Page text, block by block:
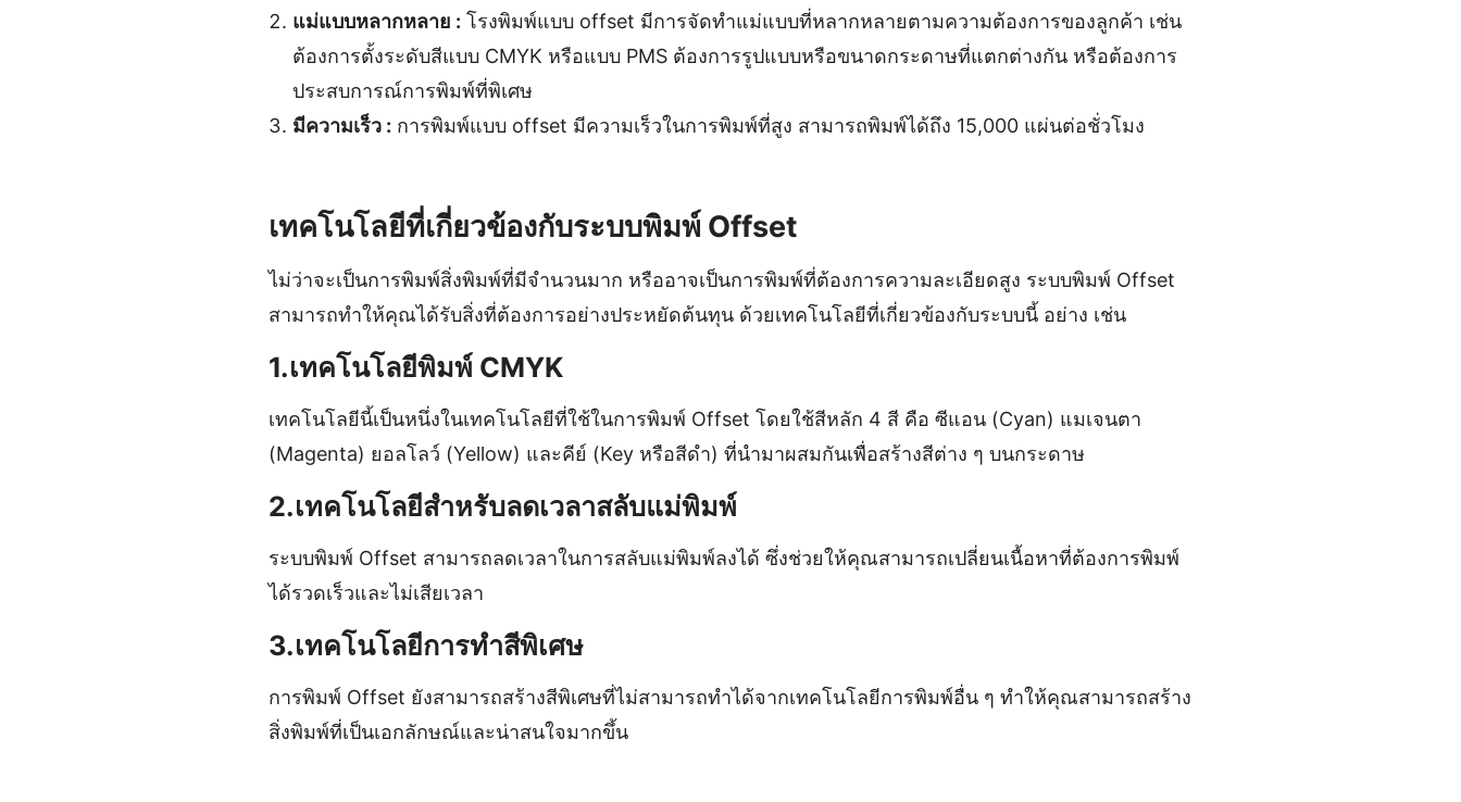
แม่แบบหลากหลาย : โรงพิมพ์แบบ offset มีการจัดทำแม่แบบที่หลากหลายตามความต้องการของลูกค้า เช่น
ต้องการตั้งระดับสีแบบ CMYK หรือแบบ PMS ต้องการรูปแบบหรือขนาดกระดาษที่แตกต่างกัน หรือต้องการ
ประสบการณ์การพิมพ์ที่พิเศษ
มีความเร็ว : การพิมพ์แบบ offset มีความเร็วในการพิมพ์ที่สูง สามารถพิมพ์ได้ถึง 15,000 แผ่นต่อชั่วโมง
เทคโนโลยีที่เกี่ยวข้องกับระบบพิมพ์ Offset
ไม่ว่าจะเป็นการพิมพ์สิ่งพิมพ์ที่มีจำนวนมาก หรืออาจเป็นการพิมพ์ที่ต้องการความละเอียดสูง ระบบพิมพ์ Offset
สามารถทำให้คุณได้รับสิ่งที่ต้องการอย่างประหยัดต้นทุน ด้วยเทคโนโลยีที่เกี่ยวข้องกับระบบนี้ อย่าง เช่น
1.เทคโนโลยีพิมพ์ CMYK
เทคโนโลยีนี้เป็นหนึ่งในเทคโนโลยีที่ใช้ในการพิมพ์ Offset โดยใช้สีหลัก 4 สี คือ ซีแอน (Cyan) แมเจนตา
(Magenta) ยอลโลว์ (Yellow) และคีย์ (Key หรือสีดำ) ที่นำมาผสมกันเพื่อสร้างสีต่าง ๆ บนกระดาษ
2.เทคโนโลยีสำหรับลดเวลาสลับแม่พิมพ์
ระบบพิมพ์ Offset สามารถลดเวลาในการสลับแม่พิมพ์ลงได้ ซึ่งช่วยให้คุณสามารถเปลี่ยนเนื้อหาที่ต้องการพิมพ์
ได้รวดเร็วและไม่เสียเวลา
3.เทคโนโลยีการทำสีพิเศษ
การพิมพ์ Offset ยังสามารถสร้างสีพิเศษที่ไม่สามารถทำได้จากเทคโนโลยีการพิมพ์อื่น ๆ ทำให้คุณสามารถสร้าง
สิ่งพิมพ์ที่เป็นเอกลักษณ์และน่าสนใจมากขึ้น